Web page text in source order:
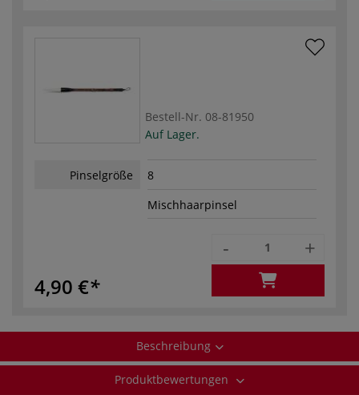
Bestell-Nr. 08-81950
Auf Lager.
Pinselgröße
8
Mischhaarpinsel
4,90 €
- +
Beschreibung
Produktbewertungen